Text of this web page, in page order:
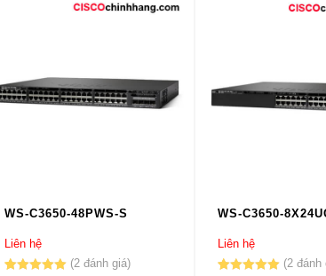
WS-C3650-48PWS-S
Liên hệ
2
WS-C3650-
Liên hệ
2